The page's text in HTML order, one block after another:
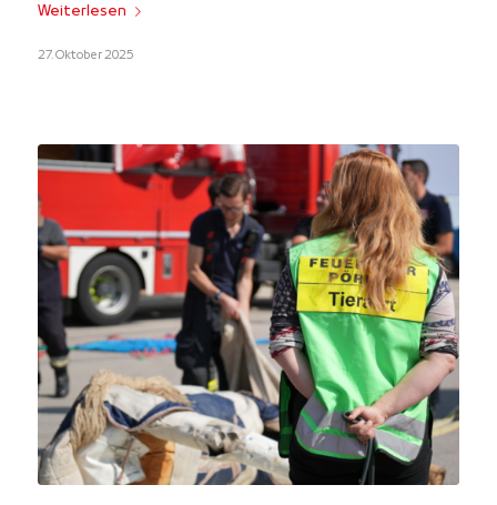
Weiterlesen
27. Oktober 2025